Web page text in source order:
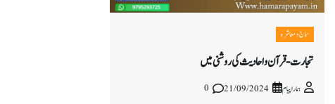
سماج و معاشرہ
تجارت- قرآن واحادیث کی روشنی میں
ہمارا پیام 21/09/2024
0